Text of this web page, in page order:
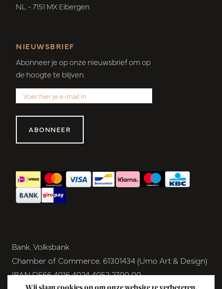
NL - 7151 MX Eibergen
NIEUWSBRIEF
Abonneer je op onze nieuwsbrief om op
de hoogte te blijven.
ABONNEER
Bank. Volksbank
Chamber of Commerce. 61301434 (Umo Art & Design)
IBAN DE66 4016 4024 4052 2700 00